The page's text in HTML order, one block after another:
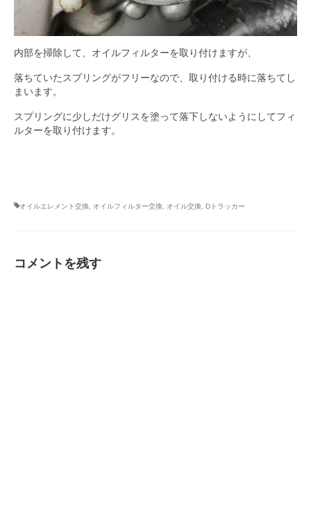
内部を掃除して、オイルフィルターを取り付けますが、
落ちていたスプリングがフリーなので、取り付ける時に落ちてし
まいます。
スプリングに少しだけグリスを塗って落下しないようにしてフィ
ルターを取り付けます。
オイルエレメント交換, オイルフィルター交換, オイル交換, Dトラッカー
コメントを残す